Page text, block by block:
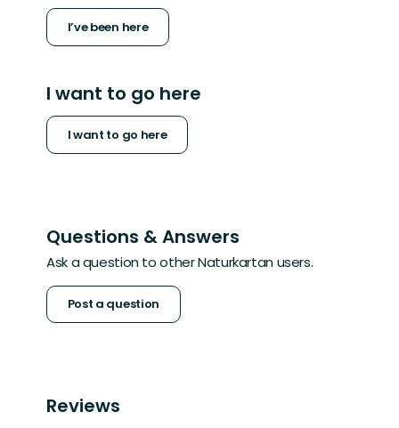
I’ve been here
I want to go here
I want to go here
Questions & Answers
Ask a question to other Naturkartan users.
Post a question
Reviews